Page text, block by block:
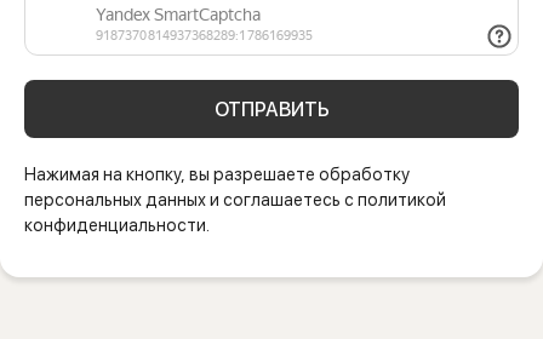
ОТПРАВИТЬ
Нажимая на кнопку, вы разрешаете обработку
персональных данных и соглашаетесь с политикой
конфиденциальности.